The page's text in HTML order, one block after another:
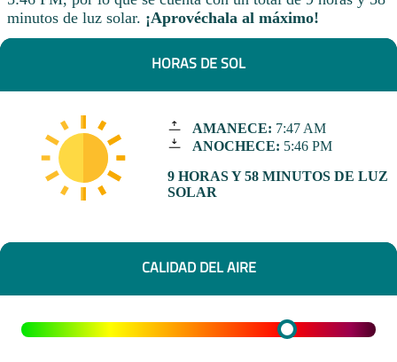
minutos de luz solar. ¡Aprovéchala al máximo!
HORAS DE SOL
AMANECE: 7:47 AM
ANOCHECE: 5:46 PM
9 HORAS Y 58 MINUTOS DE LUZ
SOLAR
CALIDAD DEL AIRE